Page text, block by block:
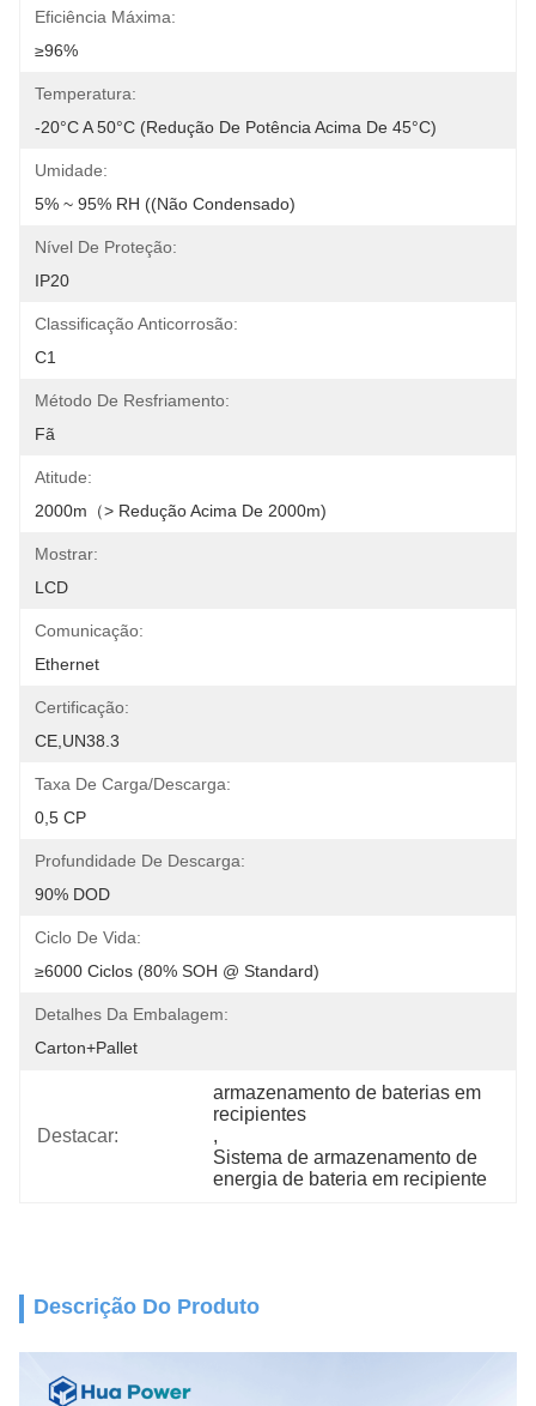
Eficiência Máxima:
≥96%
Temperatura:
-20°C A 50°C (Redução De Potência Acima De 45°C)
Umidade:
5% ~ 95% RH ((Não Condensado)
Nível De Proteção:
IP20
Classificação Anticorrosão:
C1
Método De Resfriamento:
Fã
Atitude:
2000m（> Redução Acima De 2000m)
Mostrar:
LCD
Comunicação:
Ethernet
Certificação:
CE,UN38.3
Taxa De Carga/descarga:
0,5 CP
Profundidade De Descarga:
90% DOD
Ciclo De Vida:
≥6000 Ciclos (80% SOH @ Standard)
Detalhes Da Embalagem:
Carton+Pallet
Destacar:
armazenamento de baterias em
recipientes
,
Sistema de armazenamento de
energia de bateria em recipiente
Descrição Do Produto